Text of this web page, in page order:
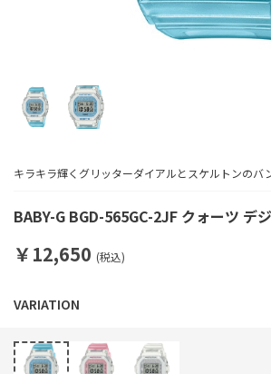
BABY-G BGD-565GC-2JF クォーツ デ
キラキラ輝くグリッターダイアルとスケルトンのバ
￥12,650 (税込)